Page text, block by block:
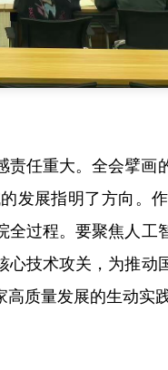
任重大。全会擘画
发展指明了方向。
过程。要聚焦人工
技术攻关，为推动
质量发展的生动实践